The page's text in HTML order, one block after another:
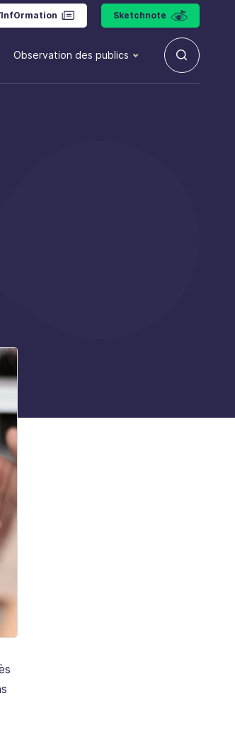
Sketchnote
Observation des publics